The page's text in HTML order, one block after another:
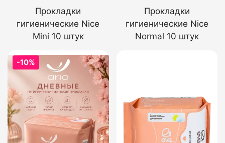
Прокладки
гигиенические Nice
Mini 10 штук
Прокладки
гигиенические Nice
Normal 10 штук
-10%